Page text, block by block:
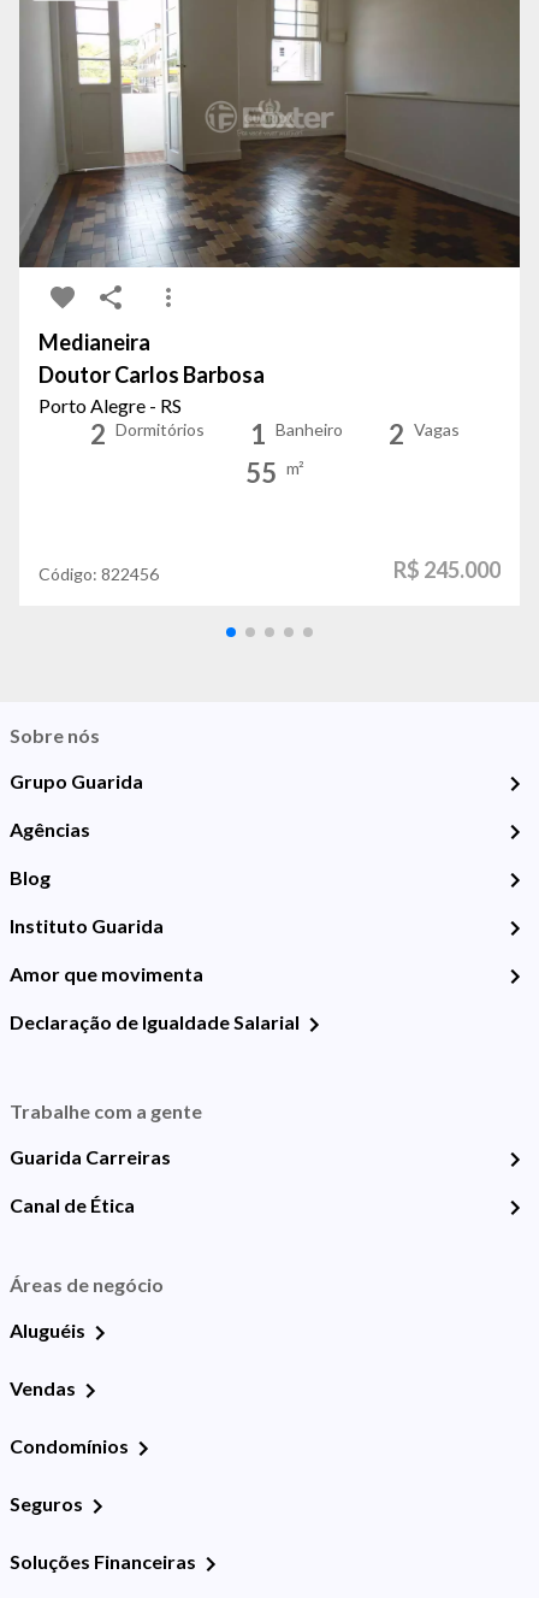
Medianeira
Doutor Carlos Barbosa
Porto Alegre - RS
2 Dormitórios 1 Banheiro 2 Vagas
55 m²
Código: 822456 R$ 245.000
Sobre nós
Grupo Guarida
Agências
Blog
Instituto Guarida
Amor que movimenta
Declaração de Igualdade Salarial
Trabalhe com a gente
Guarida Carreiras
Canal de Ética
Áreas de negócio
Aluguéis
Vendas
Condomínios
Seguros
Soluções Financeiras